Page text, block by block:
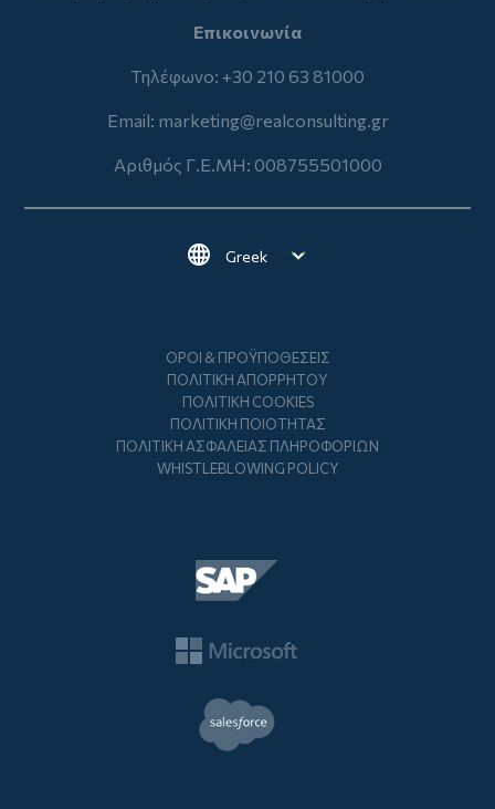
Επικοινωνία
Τηλέφωνο: +30 210 63 81000
Email: marketing@realconsulting.gr
Αριθμός Γ.Ε.ΜΗ: 008755501000
Select your language
ΌΡΟΙ & ΠΡΟΫΠΟΘΈΣΕΙΣ
ΠΟΛΙΤΙΚΉ ΑΠΟΡΡΉΤΟΥ
ΠΟΛΙΤΙΚΉ COOKIES
ΠΟΛΙΤΙΚΉ ΠΟΙΌΤΗΤΑΣ
ΠΟΛΙΤΙΚΉ ΑΣΦΆΛΕΙΑΣ ΠΛΗΡΟΦΟΡΙΏΝ
WHISTLEBLOWING POLICY